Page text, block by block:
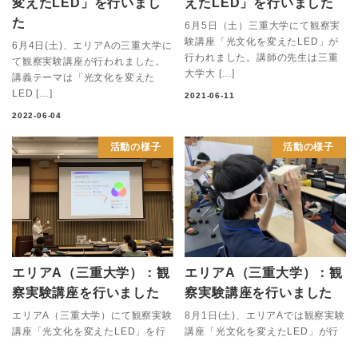
た
6月4日(土)、エリアAの三重大学に
て観察実験講座が行われました。
講義テーマは「光文化を変えた
LED […]
2022-06-04
6月5日（土）三重大学にて観察実
験講座「光文化を変えたLED」が
行われました。講師の先生は三重
大学大 […]
2021-06-11
活動の様子
エリアA（三重大学）：観
察実験講座を行いました
エリアA（三重大学）にて観察実験
講座「光文化を変えたLED」を行
活動の様子
エリアA（三重大学）：観
察実験講座を行いました
8月1日(土)、エリアAでは観察実験
講座「光文化を変えたLED」が行